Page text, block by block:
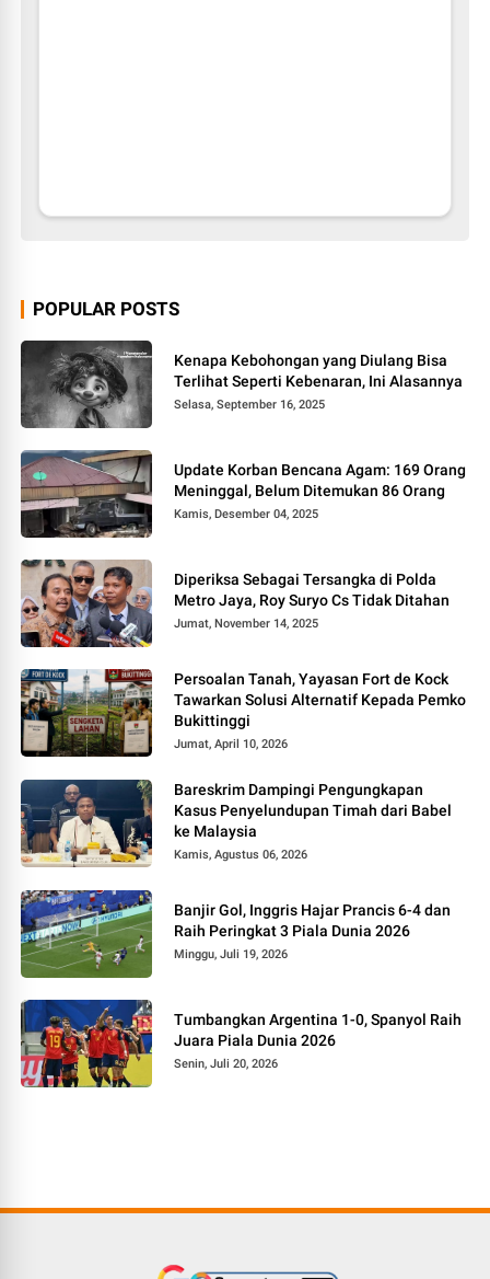
POPULAR POSTS
Kenapa Kebohongan yang Diulang Bisa
Terlihat Seperti Kebenaran, Ini Alasannya
Selasa, September 16, 2025
Update Korban Bencana Agam: 169 Orang
Meninggal, Belum Ditemukan 86 Orang
Kamis, Desember 04, 2025
Diperiksa Sebagai Tersangka di Polda
Metro Jaya, Roy Suryo Cs Tidak Ditahan
Jumat, November 14, 2025
Persoalan Tanah, Yayasan Fort de Kock
Tawarkan Solusi Alternatif Kepada Pemko
Bukittinggi
Jumat, April 10, 2026
Bareskrim Dampingi Pengungkapan
Kasus Penyelundupan Timah dari Babel
ke Malaysia
Kamis, Agustus 06, 2026
Banjir Gol, Inggris Hajar Prancis 6-4 dan
Raih Peringkat 3 Piala Dunia 2026
Minggu, Juli 19, 2026
Tumbangkan Argentina 1-0, Spanyol Raih
Juara Piala Dunia 2026
Senin, Juli 20, 2026